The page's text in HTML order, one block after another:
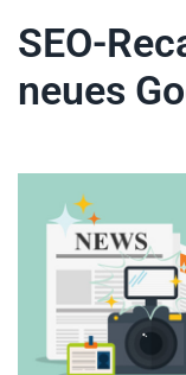
SEO-
neues